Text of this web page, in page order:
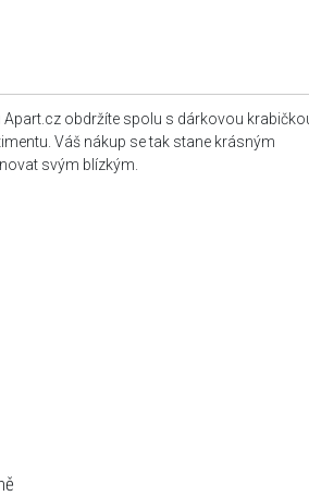
obdržíte spolu s dárkovou
Váš nákup se tak stane krásným
svým blízkým.